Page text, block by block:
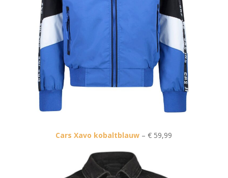
Cars Xavo kobaltblauw – € 59,99